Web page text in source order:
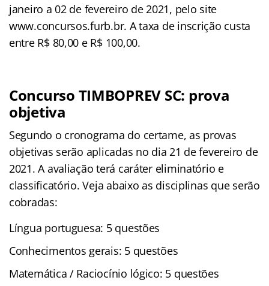
janeiro a 02 de fevereiro de 2021, pelo site
www.concursos.furb.br. A taxa de inscrição custa
entre R$ 80,00 e R$ 100,00.
Concurso TIMBOPREV SC: prova
objetiva
Segundo o cronograma do certame, as provas
objetivas serão aplicadas no dia 21 de fevereiro de
2021. A avaliação terá caráter eliminatório e
classificatório. Veja abaixo as disciplinas que serão
cobradas:
Língua portuguesa: 5 questões
Conhecimentos gerais: 5 questões
Matemática / Raciocínio lógico: 5 questões